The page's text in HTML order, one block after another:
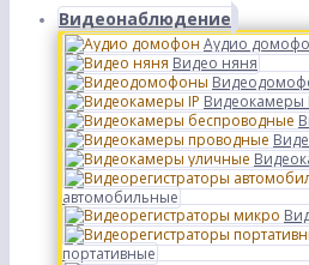
Видеонаблюдение
Аудио
Видео няня
Видеокамеры
автомобильные
портативные